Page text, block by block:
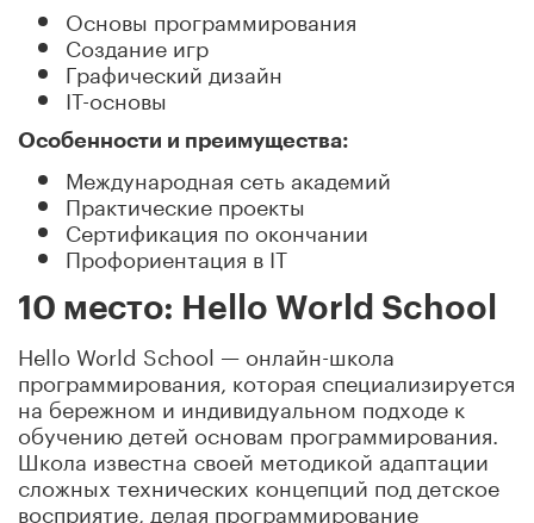
Основы программирования
Создание игр
Графический дизайн
IT-основы
Особенности и преимущества:
Международная сеть академий
Практические проекты
Сертификация по окончании
Профориентация в IT
10 место: Hello World School
Hello World School — онлайн-школа
программирования, которая специализируется
на бережном и индивидуальном подходе к
обучению детей основам программирования.
Школа известна своей методикой адаптации
сложных технических концепций под детское
восприятие, делая программирование